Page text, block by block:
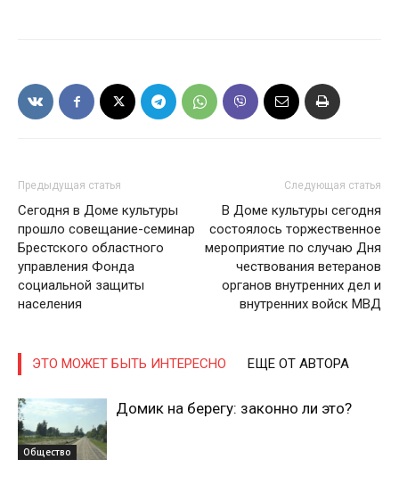
Предыдущая статья
Сегодня в Доме культуры
прошло совещание-семинар
Брестского областного
управления Фонда
социальной защиты
населения
Следующая статья
В Доме культуры сегодня
состоялось торжественное
мероприятие по случаю Дня
чествования ветеранов
органов внутренних дел и
внутренних войск МВД
ЭТО МОЖЕТ БЫТЬ ИНТЕРЕСНО ЕЩЕ ОТ АВТОРА
Общество
Домик на берегу: законно ли это?